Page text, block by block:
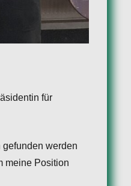
für
werden
meine Position